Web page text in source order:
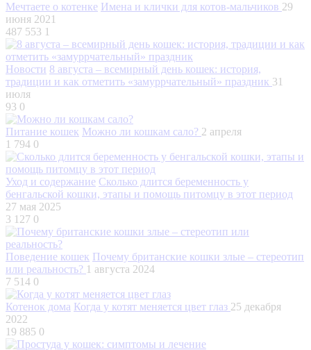
Мечтаете о котенке Имена и клички для котов-мальчиков 29
июня 2021
487 553 1
Новости 8 августа – всемирный день кошек: история,
традиции и как отметить «замуррчательный» праздник 31
июля
93 0
Питание кошек Можно ли кошкам сало? 2 апреля
1 794 0
Уход и содержание Сколько длится беременность у
бенгальской кошки, этапы и помощь питомцу в этот период
27 мая 2025
3 127 0
Поведение кошек Почему британские кошки злые – стереотип
или реальность? 1 августа 2024
7 514 0
Котенок дома Когда у котят меняется цвет глаз 25 декабря
2022
19 885 0